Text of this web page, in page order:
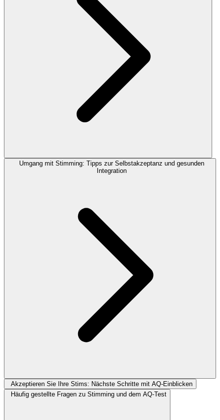
Umgang mit Stimming: Tipps zur Selbstakzeptanz und gesunden
Integration
Akzeptieren Sie Ihre Stims: Nächste Schritte mit AQ-Einblicken
Häufig gestellte Fragen zu Stimming und dem AQ-Test